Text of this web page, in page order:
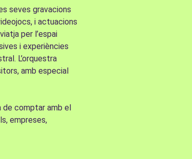
seves gravacions
i actuacions
per l’espai
i experiències
L’orquestra
amb especial
de comptar amb el
empreses,